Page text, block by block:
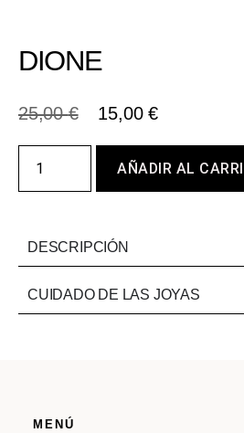
DIONE
25,00€ 15,00€
AÑADIR AL
DESCRIPCIÓN
CUIDADO DE LAS JOYAS
MENÚ